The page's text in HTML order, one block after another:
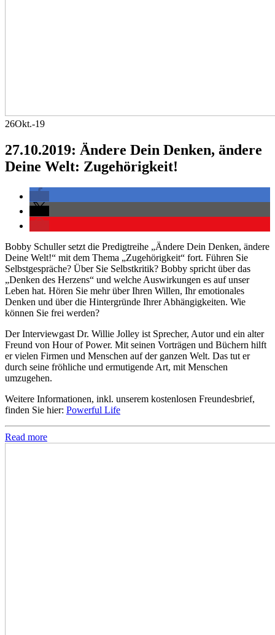
26Okt.-19
27.10.2019: Ändere Dein Denken, ändere
Deine Welt: Zugehörigkeit!
Bobby Schuller setzt die Predigtreihe „Ändere Dein Denken, ändere
Deine Welt!“ mit dem Thema „Zugehörigkeit“ fort. Führen Sie
Selbstgespräche? Über Sie Selbstkritik? Bobby spricht über das
„Denken des Herzens“ und welche Auswirkungen es auf unser
Leben hat. Hören Sie mehr über Ihren Willen, Ihr emotionales
Denken und über die Hintergründe Ihrer Abhängigkeiten. Wie
können Sie frei werden?
Der Interviewgast Dr. Willie Jolley ist Sprecher, Autor und ein alter
Freund von Hour of Power. Mit seinen Vorträgen und Büchern hilft
er vielen Firmen und Menschen auf der ganzen Welt. Das tut er
durch seine fröhliche und ermutigende Art, mit Menschen
umzugehen.
Weitere Informationen, inkl. unserem kostenlosen Freundesbrief,
finden Sie hier: Powerful Life
Read more